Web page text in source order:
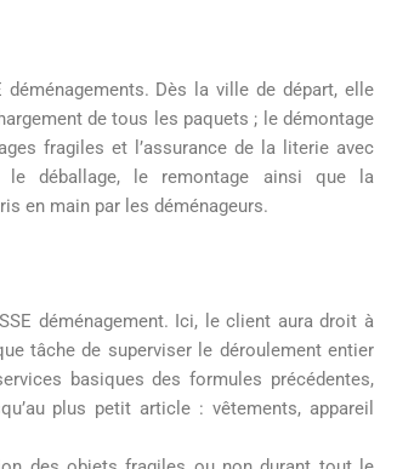
déménagements. Dès la ville de départ, elle
de tous les paquets ; le démontage
fragiles et l’assurance de la literie avec
le déballage, le remontage ainsi que la
en main par les déménageurs.
déménagement. Ici, le client aura droit à
tâche de superviser le déroulement entier
basiques des formules précédentes,
plus petit article : vêtements, appareil